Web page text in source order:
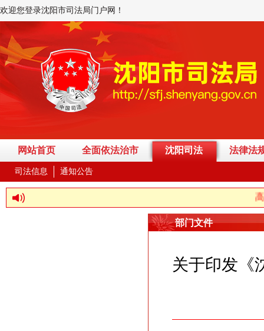
欢迎您登录沈阳市司法局门户网！
网站首页 全面依法治市 沈阳司法 法律法
司法信息 通知公告
高
部门文件
关于印发《